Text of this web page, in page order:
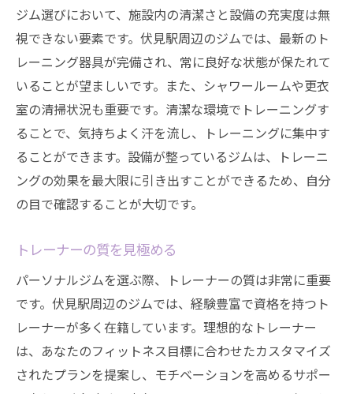
トレーニング効果を上げるための設備選び
個々に合ったプログラムでジム通いを習慣化
個別プログラムのメリットとは
自分に合ったプログラムを見つける方法
プログラムの柔軟性が重要な理由
パーソナルトレーナーの選び方
プログラムが習慣化に与える影響
目標達成に向けたプログラムの活用法
スケジュールに合わせたジム選び
忙しい日常でも続けられるジムの特徴
時間効率を考えたトレーニング計画
ライフスタイルに合わせた通いやすいジム
通いやすさが続けるポイント
ジム選びにおいて、施設内の清潔さと設備の充実度は無
視できない要素です。伏見駅周辺のジムでは、最新のト
レーニング器具が完備され、常に良好な状態が保たれて
いることが望ましいです。また、シャワールームや更衣
室の清掃状況も重要です。清潔な環境でトレーニングす
ることで、気持ちよく汗を流し、トレーニングに集中す
ることができます。設備が整っているジムは、トレーニ
ングの効果を最大限に引き出すことができるため、自分
の目で確認することが大切です。
トレーナーの質を見極める
パーソナルジムを選ぶ際、トレーナーの質は非常に重要
です。伏見駅周辺のジムでは、経験豊富で資格を持つト
レーナーが多く在籍しています。理想的なトレーナー
は、あなたのフィットネス目標に合わせたカスタマイズ
されたプランを提案し、モチベーションを高めるサポー